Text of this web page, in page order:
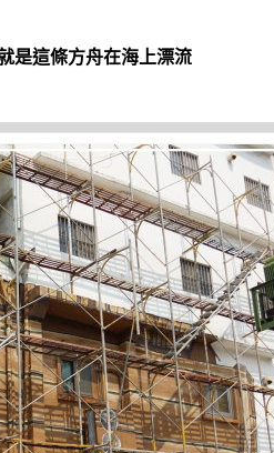
是這條方舟在海上漂流